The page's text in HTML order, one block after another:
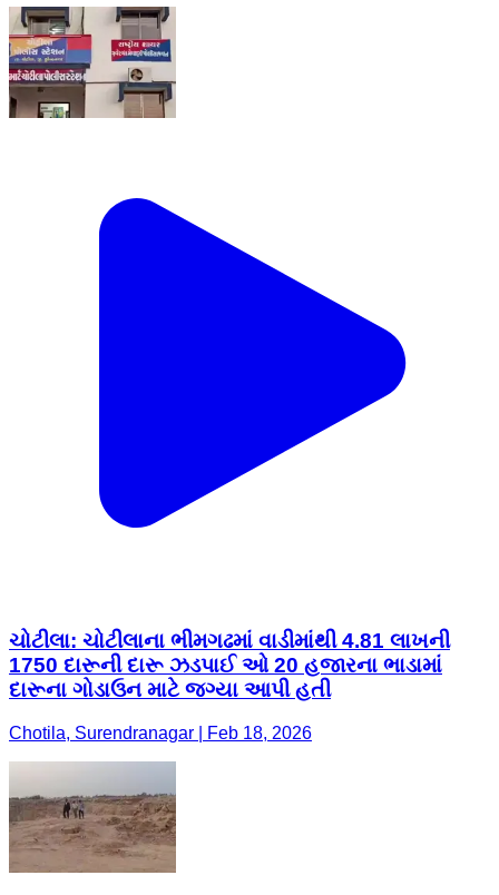
ચોટીલા: ચોટીલાના ભીમગઢમાં વાડીમાંથી 4.81 લાખની
1750 દારૂની દારૂ ઝડપાઈ ઓ 20 હજારના ભાડામાં
દારૂના ગોડાઉન માટે જગ્યા આપી હતી
Chotila, Surendranagar | Feb 18, 2026